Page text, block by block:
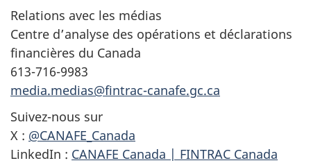
Relations avec les médias
Centre d’analyse des opérations et déclarations
financières du Canada
613-716-9983
media.medias@fintrac-canafe.gc.ca
Suivez-nous sur
X : @CANAFE_Canada
LinkedIn : CANAFE Canada | FINTRAC Canada